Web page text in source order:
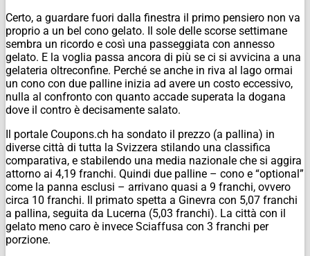
Certo, a guardare fuori dalla finestra il primo pensiero non va
proprio a un bel cono gelato. Il sole delle scorse settimane
sembra un ricordo e così una passeggiata con annesso
gelato. E la voglia passa ancora di più se ci si avvicina a una
gelateria oltreconfine. Perché se anche in riva al lago ormai
un cono con due palline inizia ad avere un costo eccessivo,
nulla al confronto con quanto accade superata la dogana
dove il contro è decisamente salato.
Il portale Coupons.ch ha sondato il prezzo (a pallina) in
diverse città di tutta la Svizzera stilando una classifica
comparativa, e stabilendo una media nazionale che si aggira
attorno ai 4,19 franchi. Quindi due palline – cono e “optional”
come la panna esclusi – arrivano quasi a 9 franchi, ovvero
circa 10 franchi. Il primato spetta a Ginevra con 5,07 franchi
a pallina, seguita da Lucerna (5,03 franchi). La città con il
gelato meno caro è invece Sciaffusa con 3 franchi per
porzione.